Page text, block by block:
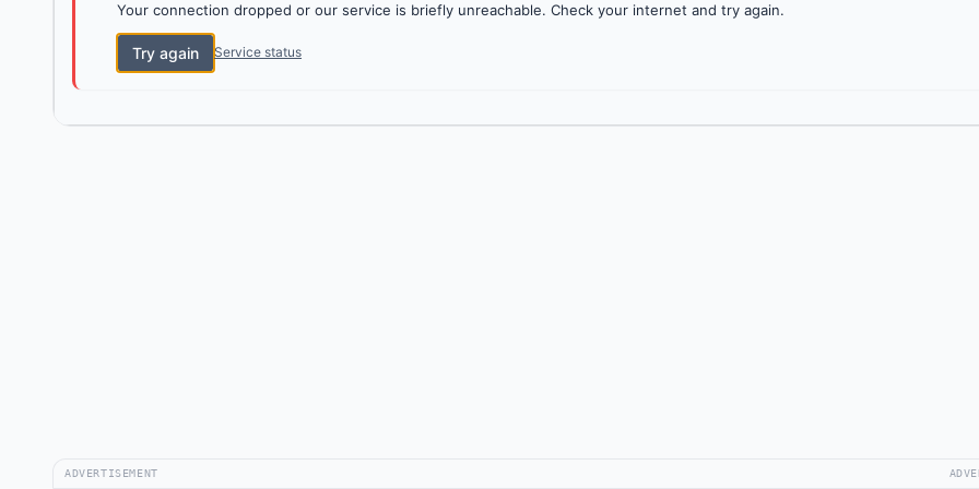
Your connection dropped or our service is briefly unreachable. Check your internet and try again.
Try again Service status
ADVERTISEMENT